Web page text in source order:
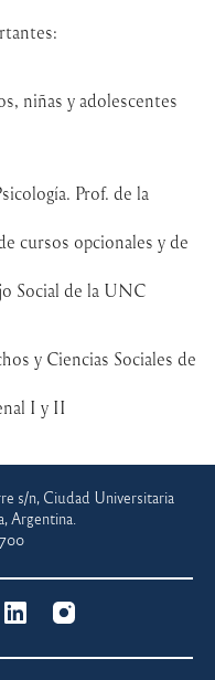
niñas y adolescentes
Prof. de la
cursos opcionales y de
Social de la UNC
y Ciencias Sociales de
I y II
s/n, Ciudad Universitaria
Argentina.